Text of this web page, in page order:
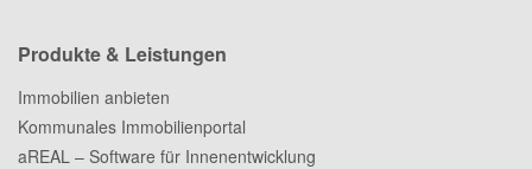
Produkte & Leistungen
Immobilien anbieten
Kommunales Immobilienportal
aREAL – Software für Innenentwicklung